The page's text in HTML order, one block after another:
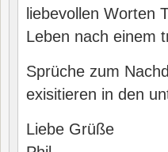
liebevollen Worten
Leben nach einem
Sprüche zum
exisitieren in den
Liebe Grüße